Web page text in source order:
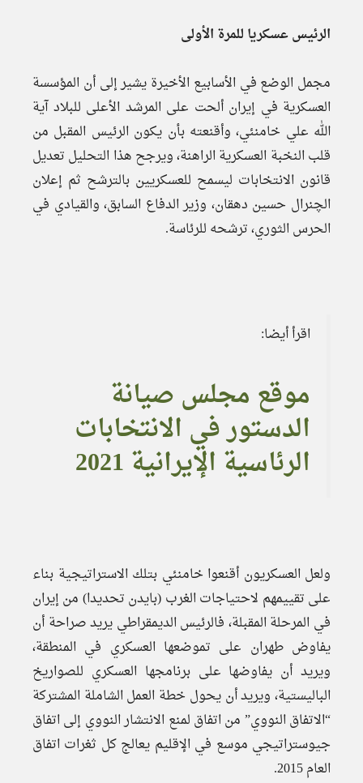
الرئيس عسكريا للمرة الأولى
مجمل الوضع في الأسابيع الأخيرة يشير إلى أن المؤسسة
العسكرية في إيران ألحت على المرشد الأعلى للبلاد آية
الله علي خامنئي، وأقنعته بأن يكون الرئيس المقبل من
قلب النخبة العسكرية الراهنة، ويرجح هذا التحليل تعديل
قانون الانتخابات ليسمح للعسكريين بالترشح ثم إعلان
الچنرال حسين دهقان، وزير الدفاع السابق، والقيادي في
الحرس الثوري، ترشحه للرئاسة.
اقرأ أيضا:
موقع مجلس صيانة
الدستور في الانتخابات
الرئاسية الإيرانية 2021
ولعل العسكريون أقنعوا خامنئي بتلك الاستراتيجية بناء
على تقييمهم لاحتياجات الغرب (بايدن تحديدا) من إيران
في المرحلة المقبلة، فالرئيس الديمقراطي يريد صراحة أن
يفاوض طهران على تموضعها العسكري في المنطقة،
ويريد أن يفاوضها على برنامجها العسكري للصواريخ
الباليستية، ويريد أن يحول خطة العمل الشاملة المشتركة
“الاتفاق النووي” من اتفاق لمنع الانتشار النووي إلى اتفاق
جيوستراتيجي موسع في الإقليم يعالج كل ثغرات اتفاق
العام 2015.